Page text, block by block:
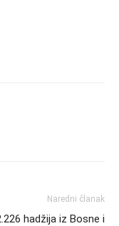
Naredni članak
hadžija iz Bosne i